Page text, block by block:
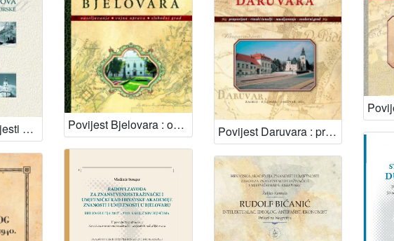
Kronologija povijesti gradova Bjelovarsko-bilogorske županije / Vladimir Strugar... [et al.] Povijest Bjelovara : od početaka naseljavanja do kraja Domovinskoga rata / Hrvoje Petrić, Željko Holjevac, Željko Karaula ; [glavni i odgovorni urednik Slobodan Kaštela] Povijest Daruvara : prapovijest - rimski temelji - naseljavanje - moderni grad / Vjenceslav Herout, Željko Karaula i suradnici